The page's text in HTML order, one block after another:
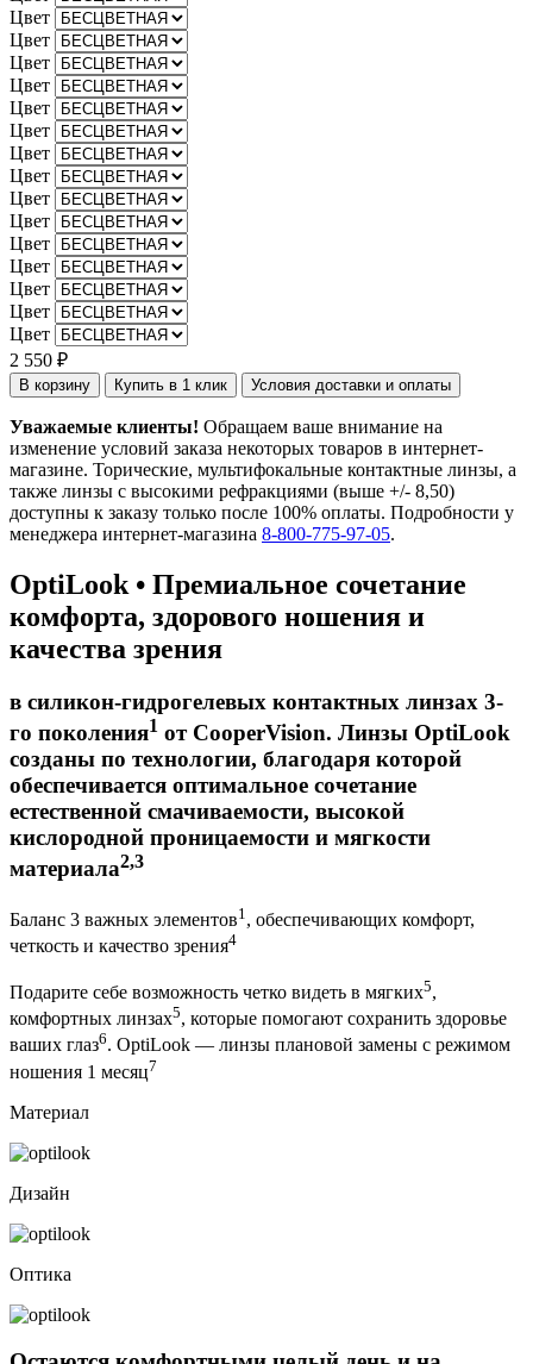
Цвет
Цвет
Цвет
Цвет
Цвет
Цвет
Цвет
Цвет
Цвет
Цвет
Цвет
Цвет
Цвет
Цвет
Цвет
2 550 ₽
В корзину Купить в 1 клик Условия доставки и оплаты
Уважаемые клиенты! Обращаем ваше внимание на
изменение условий заказа некоторых товаров в интернет-
магазине. Торические, мультифокальные контактные линзы, а
также линзы с высокими рефракциями (выше +/- 8,50)
доступны к заказу только после 100% оплаты. Подробности у
менеджера интернет-магазина 8-800-775-97-05.
OptiLook • Премиальное сочетание
комфорта, здорового ношения и
качества зрения
в силикон-гидрогелевых контактных линзах 3-
го поколения1 от CooperVision. Линзы OptiLook
созданы по технологии, благодаря которой
обеспечивается оптимальное сочетание
естественной смачиваемости, высокой
кислородной проницаемости и мягкости
материала2,3
Баланс 3 важных элементов1 , обеспечивающих комфорт,
четкость и качество зрения4
Подарите себе возможность четко видеть в мягких5,
комфортных линзах5, которые помогают сохранить здоровье
ваших глаз6. OptiLook — линзы плановой замены с режимом
ношения 1 месяц7
Материал
Дизайн
Оптика